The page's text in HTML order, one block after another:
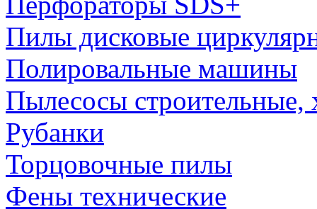
Пилы дисковые
Полировальные машины
Пылесосы строительные,
Рубанки
Торцовочные пилы
Фены технические